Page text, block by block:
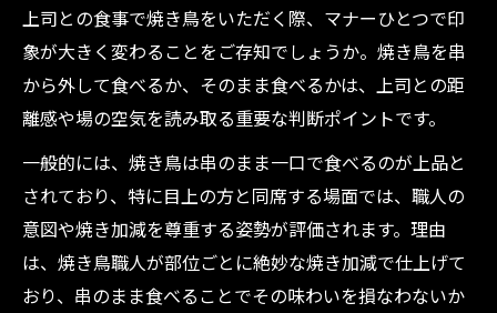
上司との食事で焼き鳥をいただく際、マナーひとつで印
象が大きく変わることをご存知でしょうか。焼き鳥を串
から外して食べるか、そのまま食べるかは、上司との距
離感や場の空気を読み取る重要な判断ポイントです。
一般的には、焼き鳥は串のまま一口で食べるのが上品と
されており、特に目上の方と同席する場面では、職人の
意図や焼き加減を尊重する姿勢が評価されます。理由
は、焼き鳥職人が部位ごとに絶妙な焼き加減で仕上げて
おり、串のまま食べることでその味わいを損なわないか